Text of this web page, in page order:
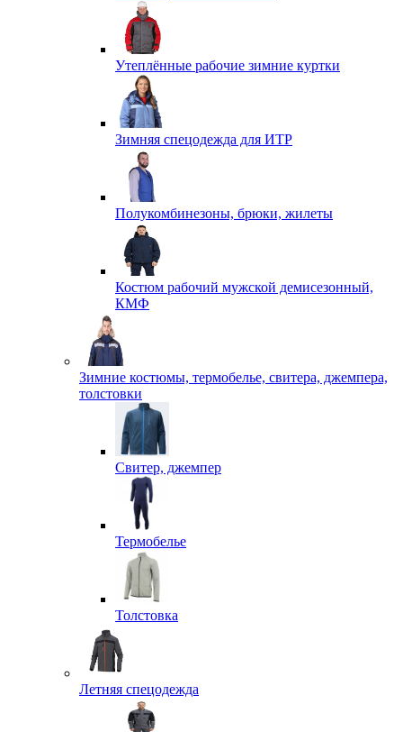
Утеплённые рабочие зимние куртки
Зимняя спецодежда для ИТР
Полукомбинезоны, брюки, жилеты
Костюм рабочий мужской демисезонный,
КМФ
Зимние костюмы, термобелье, свитера, джемпера,
толстовки
Свитер, джемпер
Термобелье
Толстовка
Летняя спецодежда